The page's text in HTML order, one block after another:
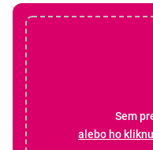
Sem
alebo ho